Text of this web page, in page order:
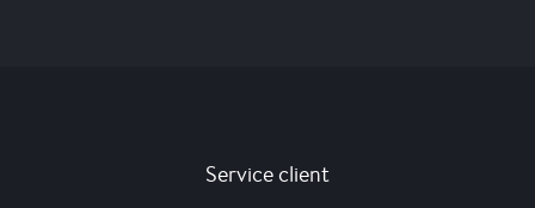
Service client